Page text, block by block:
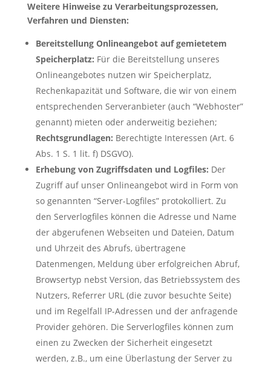
Weitere Hinweise zu Verarbeitungsprozessen,
Verfahren und Diensten:
Bereitstellung Onlineangebot auf gemietetem
Speicherplatz: Für die Bereitstellung unseres
Onlineangebotes nutzen wir Speicherplatz,
Rechenkapazität und Software, die wir von einem
entsprechenden Serveranbieter (auch “Webhoster”
genannt) mieten oder anderweitig beziehen;
Rechtsgrundlagen: Berechtigte Interessen (Art. 6
Abs. 1 S. 1 lit. f) DSGVO).
Erhebung von Zugriffsdaten und Logfiles: Der
Zugriff auf unser Onlineangebot wird in Form von
so genannten “Server-Logfiles” protokolliert. Zu
den Serverlogfiles können die Adresse und Name
der abgerufenen Webseiten und Dateien, Datum
und Uhrzeit des Abrufs, übertragene
Datenmengen, Meldung über erfolgreichen Abruf,
Browsertyp nebst Version, das Betriebssystem des
Nutzers, Referrer URL (die zuvor besuchte Seite)
und im Regelfall IP-Adressen und der anfragende
Provider gehören. Die Serverlogfiles können zum
einen zu Zwecken der Sicherheit eingesetzt
werden, z.B., um eine Überlastung der Server zu